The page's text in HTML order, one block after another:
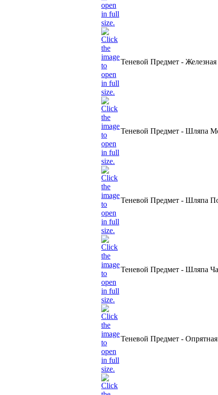
Теневой Предмет -
Теневой Предмет - Шляпа
Теневой Предмет - Шляпа
Теневой Предмет - Шляпа
Теневой Предмет -